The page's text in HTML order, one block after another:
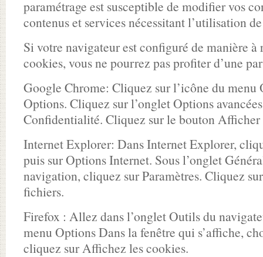
paramétrage est susceptible de modifier vos
contenus et services nécessitant l’utilisation
Si votre navigateur est configuré de manière à
cookies, vous ne pourrez pas profiter d’une
Google Chrome: Cliquez sur l’icône du menu
Options. Cliquez sur l’onglet Options
Confidentialité. Cliquez sur le bouton Afficher
Internet Explorer: Dans Internet Explorer,
puis sur Options Internet. Sous l’onglet
navigation, cliquez sur Paramètres. Cliquez
fichiers.
Firefox : Allez dans l’onglet Outils du
menu Options Dans la fenêtre qui s’affiche,
cliquez sur Affichez les cookies.